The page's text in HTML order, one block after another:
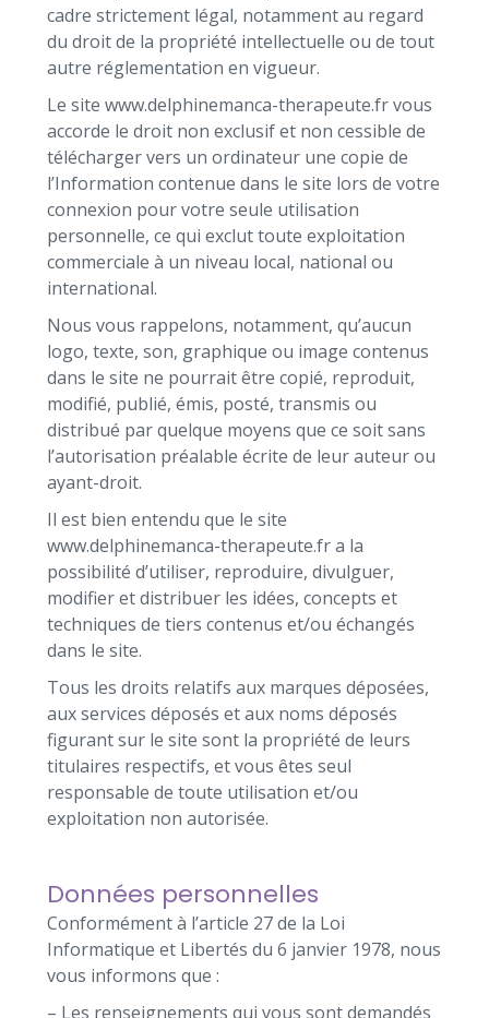
cadre strictement légal, notamment au regard
du droit de la propriété intellectuelle ou de tout
autre réglementation en vigueur.
Le site www.delphinemanca-therapeute.fr vous
accorde le droit non exclusif et non cessible de
télécharger vers un ordinateur une copie de
l’Information contenue dans le site lors de votre
connexion pour votre seule utilisation
personnelle, ce qui exclut toute exploitation
commerciale à un niveau local, national ou
international.
Nous vous rappelons, notamment, qu’aucun
logo, texte, son, graphique ou image contenus
dans le site ne pourrait être copié, reproduit,
modifié, publié, émis, posté, transmis ou
distribué par quelque moyens que ce soit sans
l’autorisation préalable écrite de leur auteur ou
ayant-droit.
Il est bien entendu que le site
www.delphinemanca-therapeute.fr a la
possibilité d’utiliser, reproduire, divulguer,
modifier et distribuer les idées, concepts et
techniques de tiers contenus et/ou échangés
dans le site.
Tous les droits relatifs aux marques déposées,
aux services déposés et aux noms déposés
figurant sur le site sont la propriété de leurs
titulaires respectifs, et vous êtes seul
responsable de toute utilisation et/ou
exploitation non autorisée.
Données personnelles
Conformément à l’article 27 de la Loi
Informatique et Libertés du 6 janvier 1978, nous
vous informons que :
– Les renseignements qui vous sont demandés